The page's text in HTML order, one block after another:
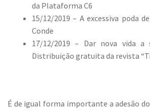
da Plataforma C6
15/12/2019 – A excessiva poda
Conde
17/12/2019 – Dar nova vida a
Distribuição gratuita da revista
É de igual forma importante a adesão do